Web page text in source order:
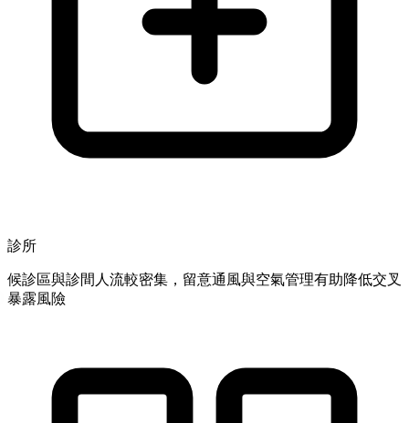
診所
候診區與診間人流較密集，留意通風與空氣管理有助降低交叉
暴露風險